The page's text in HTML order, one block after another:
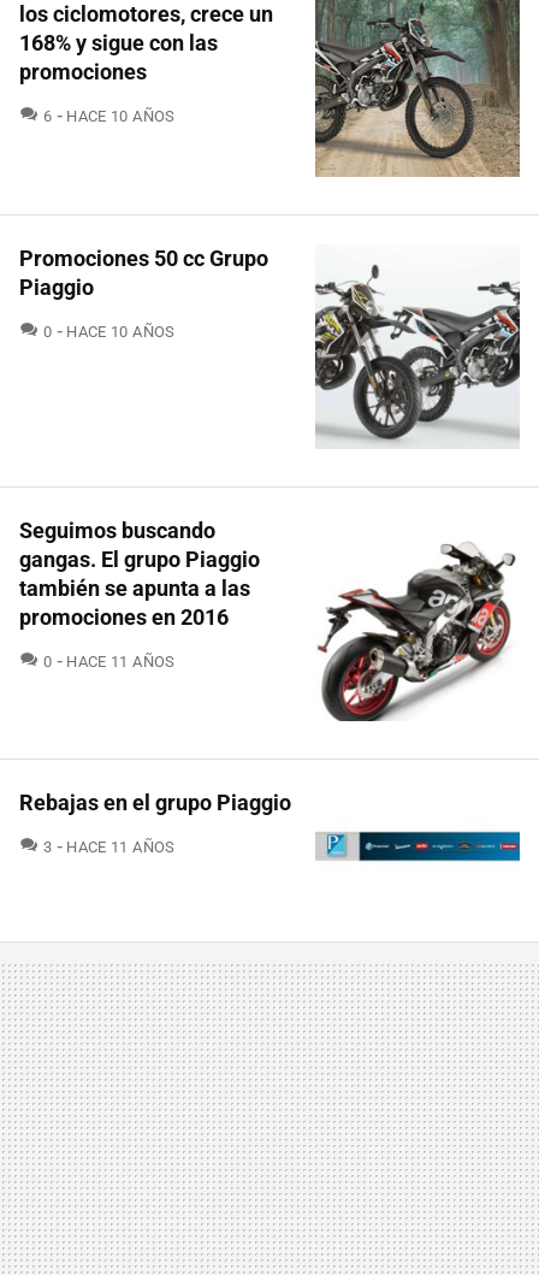
los ciclomotores, crece un
168% y sigue con las
promociones
6 COMENTARIOS
HACE 10 AÑOS
Promociones 50 cc Grupo
Piaggio
0 COMENTARIOS
HACE 10 AÑOS
Seguimos buscando
gangas. El grupo Piaggio
también se apunta a las
promociones en 2016
0 COMENTARIOS
HACE 11 AÑOS
Rebajas en el grupo Piaggio
3 COMENTARIOS
HACE 11 AÑOS